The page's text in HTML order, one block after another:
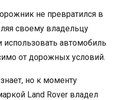
не превратился в
своему владельцу
использовать автомобиль
от дорожных условий.
но к моменту
Land Rover владел